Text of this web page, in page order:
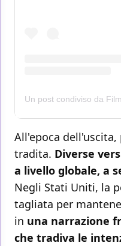
All'epoca
tradita. Diverse
a livello globale, a
Negli Stati Uniti, la
tagliata per
in una narrazione
che tradiva le